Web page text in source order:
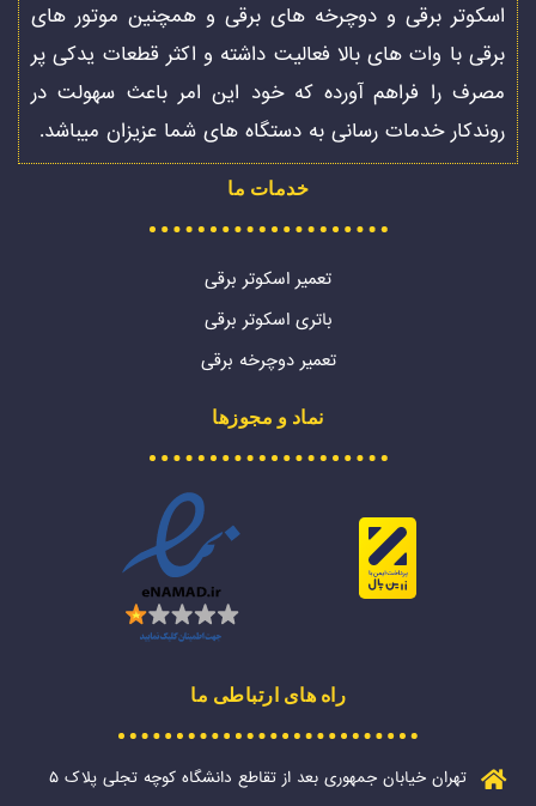
اسکوتر برقی و دوچرخه های برقی و همچنین موتور های
برقی با وات های بالا فعالیت داشته و اکثر قطعات یدکی پر
مصرف را فراهم آورده که خود این امر باعث سهولت در
روندکار خدمات رسانی به دستگاه های شما عزیزان میباشد.
خدمات ما
تعمیر اسکوتر برقی
باتری اسکوتر برقی
تعمیر دوچرخه برقی
نماد و مجوزها
راه های ارتباطی ما
تهران خیابان جمهوری بعد از تقاطع دانشگاه کوچه تجلی پلاک ۵